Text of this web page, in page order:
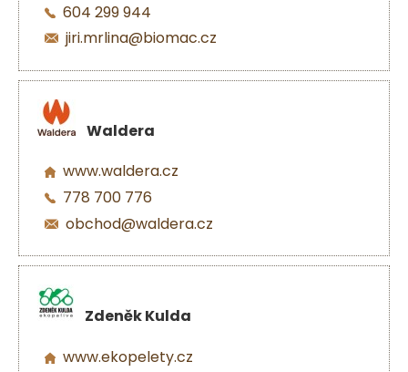
604 299 944
jiri.mrlina@biomac.cz
Waldera
www.waldera.cz
778 700 776
obchod@waldera.cz
Zdeněk Kulda
www.ekopelety.cz